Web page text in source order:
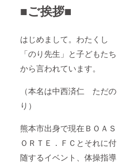
■ご挨拶■
はじめまして。わたくし
「のり先生」と子どもたち
から言われています。
（本名は中西済仁 ただの
り）
熊本市出身で現在ＢＯＡＳ
ＯＲＴＥ．ＦＣとそれに付
随するイベント、体操指導